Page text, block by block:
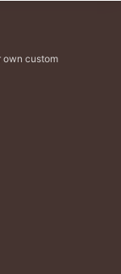
own custom